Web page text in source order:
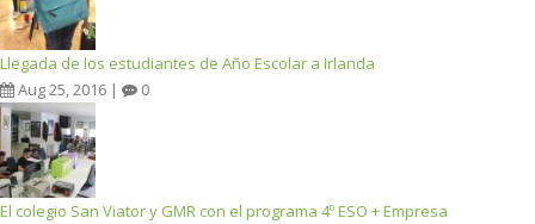
Llegada de los estudiantes de Año Escolar a Irlanda
Aug 25, 2016 |
0
El colegio San Viator y GMR con el programa 4º ESO + Empresa